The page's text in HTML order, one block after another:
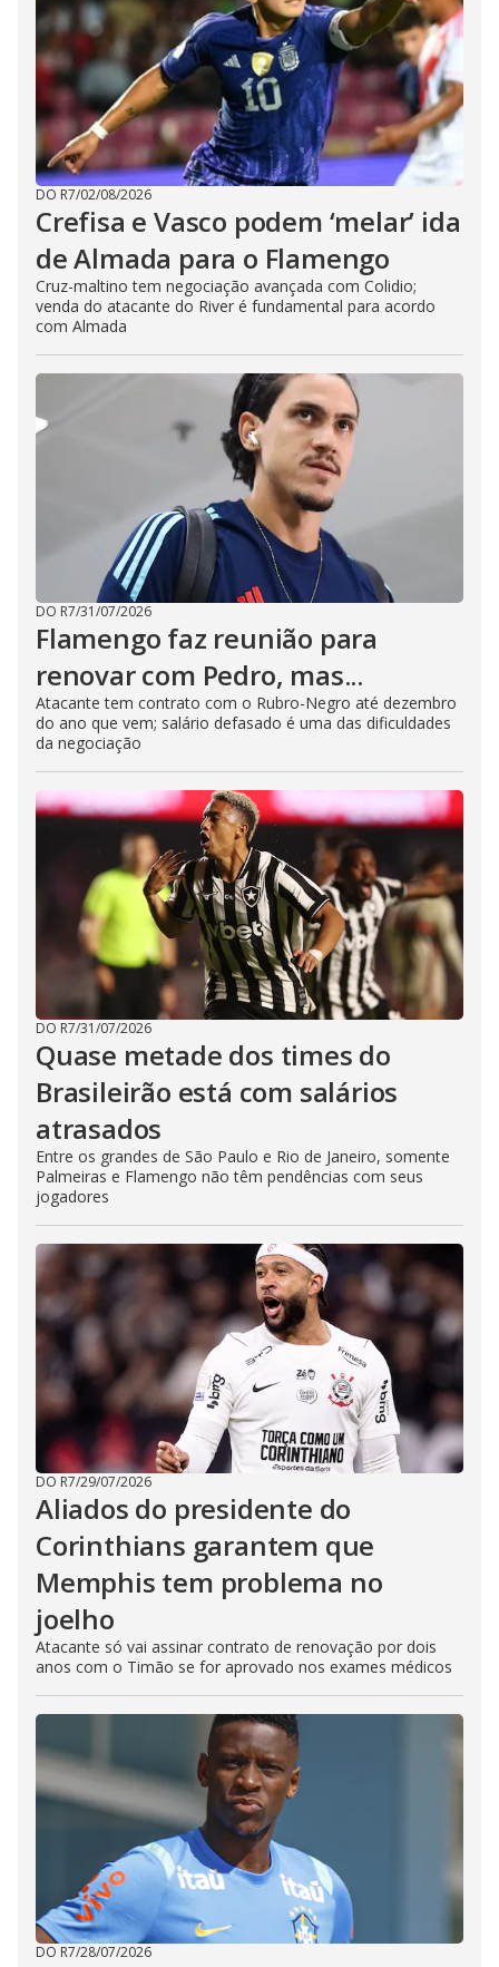
DO R7/02/08/2026
Crefisa e Vasco podem ‘melar’ ida
de Almada para o Flamengo
Cruz-maltino tem negociação avançada com Colidio;
venda do atacante do River é fundamental para acordo
com Almada
DO R7/31/07/2026
Flamengo faz reunião para
renovar com Pedro, mas...
Atacante tem contrato com o Rubro-Negro até dezembro
do ano que vem; salário defasado é uma das dificuldades
da negociação
DO R7/31/07/2026
Quase metade dos times do
Brasileirão está com salários
atrasados
Entre os grandes de São Paulo e Rio de Janeiro, somente
Palmeiras e Flamengo não têm pendências com seus
jogadores
DO R7/29/07/2026
Aliados do presidente do
Corinthians garantem que
Memphis tem problema no
joelho
Atacante só vai assinar contrato de renovação por dois
anos com o Timão se for aprovado nos exames médicos
DO R7/28/07/2026